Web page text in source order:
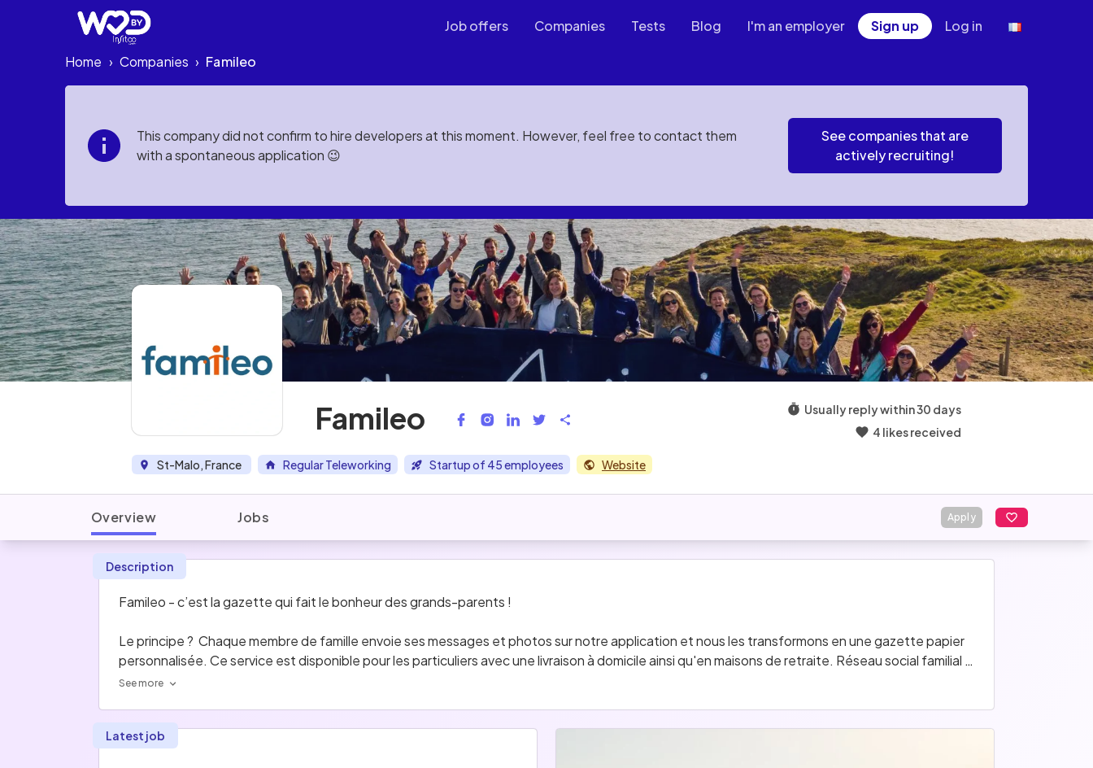
Job offers Companies Tests Blog I'm an employer Sign up Log in
Home › Companies › Famileo
This company did not confirm to hire developers at this moment. However, feel free to contact them
with a spontaneous application 😉
See companies that are
actively recruiting!
Famileo
St-Malo, France Regular Teleworking Startup of 45 employees Website
Usually reply within 30 days
4 likes received
Overview Jobs Apply
Description
Famileo - c’est la gazette qui fait le bonheur des grands-parents !
Le principe ?  Chaque membre de famille envoie ses messages et photos sur notre application et nous les transformons en une gazette papier
personnalisée. Ce service est disponible pour les particuliers avec une livraison à domicile ainsi qu'en maisons de retraite. Réseau social familial
2.0, Famileo respecte les habitudes de chacun : numérique pour les plus jeunes, papier pour les plus âgés.
!
See more
Latest job